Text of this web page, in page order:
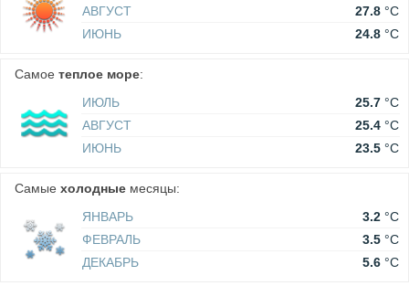
АВГУСТ
27.8 °C
ИЮНЬ
24.8 °C
Самое теплое море:
ИЮЛЬ
25.7 °C
АВГУСТ
25.4 °C
ИЮНЬ
23.5 °C
Самые холодные месяцы:
ЯНВАРЬ
3.2 °C
ФЕВРАЛЬ
3.5 °C
ДЕКАБРЬ
5.6 °C